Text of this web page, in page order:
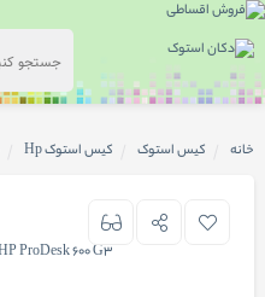
خانه کیس استوک کیس استوک Hp